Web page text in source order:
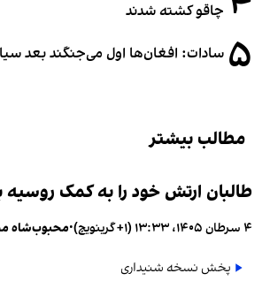
چاقو کشته شدند
۵ سادات: افغان‌ها اول می‌جنگند بعد
مطالب بیشتر
طالبان ارتش خود را به کمک روسیه
۴ سرطان ۱۴۰۵، ۱۳:۳۳ (‎+۱ گرینویچ) •محبوب‌شاه
پخش نسخه شنیداری